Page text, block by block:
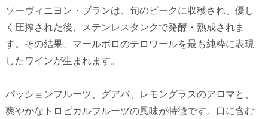
ソーヴィニヨン・ブランは、旬のピークに収穫され、優し
く圧搾された後、ステンレスタンクで発酵・熟成されま
す。その結果、マールボロのテロワールを最も純粋に表現
したワインが生まれます。
パッションフルーツ、グアバ、レモングラスのアロマと、
爽やかなトロピカルフルーツの風味が特徴です。口に含む